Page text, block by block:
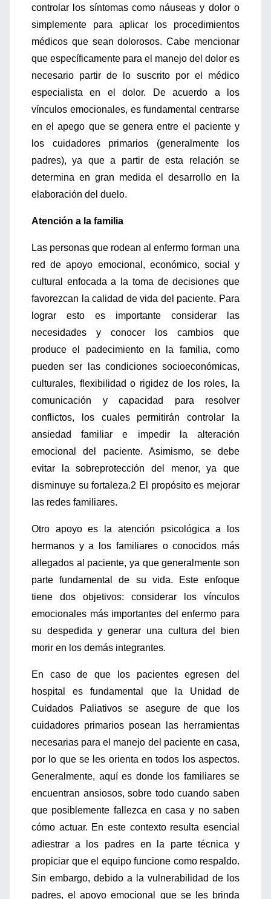
controlar los síntomas como náuseas y dolor o
simplemente para aplicar los procedimientos
médicos que sean dolorosos. Cabe mencionar
que específicamente para el manejo del dolor es
necesario partir de lo suscrito por el médico
especialista en el dolor. De acuerdo a los
vínculos emocionales, es fundamental centrarse
en el apego que se genera entre el paciente y
los cuidadores primarios (generalmente los
padres), ya que a partir de esta relación se
determina en gran medida el desarrollo en la
elaboración del duelo.
Atención a la familia
Las personas que rodean al enfermo forman una
red de apoyo emocional, económico, social y
cultural enfocada a la toma de decisiones que
favorezcan la calidad de vida del paciente. Para
lograr esto es importante considerar las
necesidades y conocer los cambios que
produce el padecimiento en la familia, como
pueden ser las condiciones socioeconómicas,
culturales, flexibilidad o rigidez de los roles, la
comunicación y capacidad para resolver
conflictos, los cuales permitirán controlar la
ansiedad familiar e impedir la alteración
emocional del paciente. Asimismo, se debe
evitar la sobreprotección del menor, ya que
disminuye su fortaleza.2 El propósito es mejorar
las redes familiares.
Otro apoyo es la atención psicológica a los
hermanos y a los familiares o conocidos más
allegados al paciente, ya que generalmente son
parte fundamental de su vida. Este enfoque
tiene dos objetivos: considerar los vínculos
emocionales más importantes del enfermo para
su despedida y generar una cultura del bien
morir en los demás integrantes.
En caso de que los pacientes egresen del
hospital es fundamental que la Unidad de
Cuidados Paliativos se asegure de que los
cuidadores primarios posean las herramientas
necesarias para el manejo del paciente en casa,
por lo que se les orienta en todos los aspectos.
Generalmente, aquí es donde los familiares se
encuentran ansiosos, sobre todo cuando saben
que posiblemente fallezca en casa y no saben
cómo actuar. En este contexto resulta esencial
adiestrar a los padres en la parte técnica y
propiciar que el equipo funcione como respaldo.
Sin embargo, debido a la vulnerabilidad de los
padres, el apoyo emocional que se les brinda